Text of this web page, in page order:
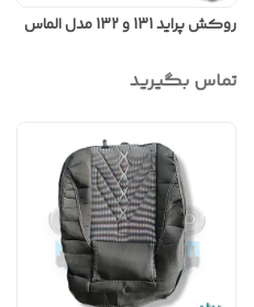
روکش پراید 131 و 132 مدل الماس
تماس بگیرید